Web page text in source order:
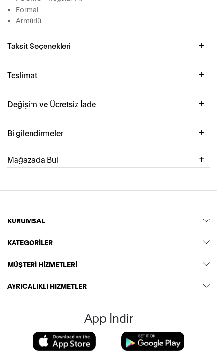
Formal
Armürlü
Taksit Seçenekleri
Teslimat
Değişim ve Ücretsiz İade
Bilgilendirmeler
Mağazada Bul
KURUMSAL
KATEGORİLER
MÜŞTERİ HİZMETLERİ
AYRICALIKLI HİZMETLER
App İndir